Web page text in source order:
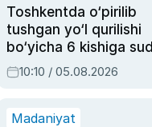
Toshkentda o‘pirilib
tushgan yo‘l qurilishi
bo‘yicha 6 kishiga sud
hukmi o‘qildi
10:10 / 05.08.2026
Madaniyat